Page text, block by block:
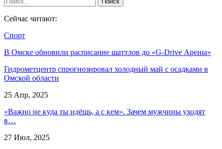
Сейчас читают:
Спорт
В Омске обновили расписание шаттлов до «G-Drive Арены»
Гидрометцентр спрогнозировал холодный май с осадками в
Омской области
25 Апр, 2025
«Важно не куда ты идёшь, а с кем». Зачем мужчины уходят
в…
27 Июл, 2025